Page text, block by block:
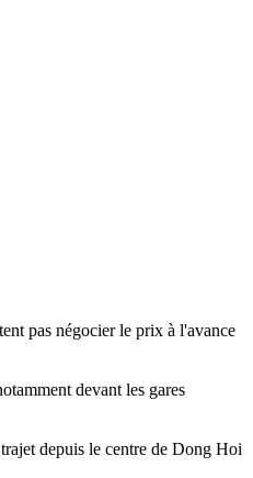
pas négocier‎ le prix à l'avance‎
devant les gares‎
depuis le centre de Dong Hoi